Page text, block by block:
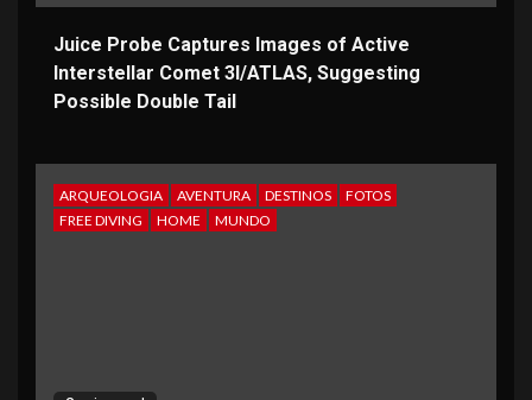
Juice Probe Captures Images of Active
Interstellar Comet 3I/ATLAS, Suggesting
Possible Double Tail
ARQUEOLOGIA AVENTURA DESTINOS
FOTOS
FREE DIVING
HOME MUNDO